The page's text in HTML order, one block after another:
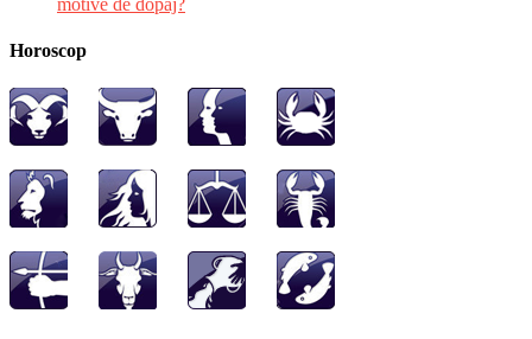
motive de dopaj?
Horoscop